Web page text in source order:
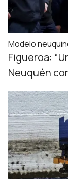
Modelo
Figueroa:
Neuquén